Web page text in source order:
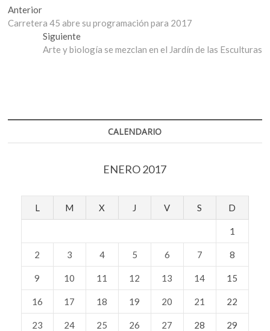
Navegación
de
entradas
AnteriorEntrada
anterior:
Carretera 45 abre su programación para 2017
SiguienteEntrada
siguiente:
Arte y biología se mezclan en el Jardín de las Esculturas
CALENDARIO
ENERO 2017
L M X J V S D
1
2 3 4 5 6 7 8
9 10 11 12 13 14 15
16 17 18 19 20 21 22
23 24 25 26 27 28 29